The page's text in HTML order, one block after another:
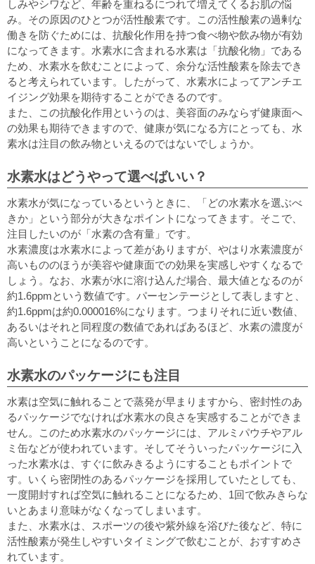
しみやシワなど、年齢を重ねるにつれて増えてくるお肌の悩
み。その原因のひとつが活性酸素です。この活性酸素の過剰な
働きを防ぐためには、抗酸化作用を持つ食べ物や飲み物が有効
になってきます。水素水に含まれる水素は「抗酸化物」である
ため、水素水を飲むことによって、余分な活性酸素を除去でき
ると考えられています。したがって、水素水によってアンチエ
イジング効果を期待することができるのです。
また、この抗酸化作用というのは、美容面のみならず健康面へ
の効果も期待できますので、健康が気になる方にとっても、水
素水は注目の飲み物といえるのではないでしょうか。
水素水はどうやって選べばいい？
水素水が気になっているというときに、「どの水素水を選ぶべ
きか」という部分が大きなポイントになってきます。そこで、
注目したいのが「水素の含有量」です。
水素濃度は水素水によって差がありますが、やはり水素濃度が
高いもののほうが美容や健康面での効果を実感しやすくなるで
しょう。なお、水素が水に溶け込んだ場合、最大値となるのが
約1.6ppmという数値です。パーセンテージとして表しますと、
約1.6ppmは約0.000016%になります。つまりそれに近い数値、
あるいはそれと同程度の数値であればあるほど、水素の濃度が
高いということになるのです。
水素水のパッケージにも注目
水素は空気に触れることで蒸発が早まりますから、密封性のあ
るパッケージでなければ水素水の良さを実感することができま
せん。このため水素水のパッケージには、アルミパウチやアル
ミ缶などが使われています。そしてそういったパッケージに入
った水素水は、すぐに飲みきるようにすることもポイントで
す。いくら密閉性のあるパッケージを採用していたとしても、
一度開封すれば空気に触れることになるため、1回で飲みきらな
いとあまり意味がなくなってしまいます。
また、水素水は、スポーツの後や紫外線を浴びた後など、特に
活性酸素が発生しやすいタイミングで飲むことが、おすすめさ
れています。